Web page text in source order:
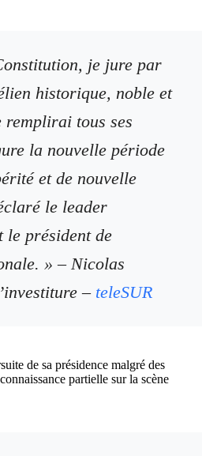
je jure par
historique, noble et
remplirai tous ses
la nouvelle période
et de nouvelle
le leader
le président de
» – Nicolas
– teleSUR
de sa présidence malgré des
partielle sur la scène